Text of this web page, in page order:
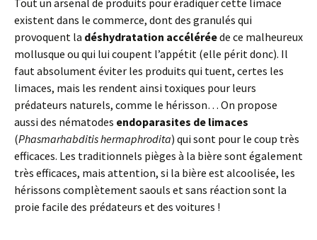
Tout un arsenal de produits pour éradiquer cette limace
existent dans le commerce, dont des granulés qui
provoquent la déshydratation accéléréede ce malheureux
mollusque ou qui lui coupent l’appétit (elle périt donc). Il
faut absolument éviter les produits qui tuent, certes les
limaces, mais les rendent ainsi toxiques pour leurs
prédateurs naturels, comme le hérisson… On propose
aussi des nématodes endoparasites de limaces
(Phasmarhabditis hermaphrodita) qui sont pour le coup très
efficaces. Les traditionnels pièges à la bière sont également
très efficaces, mais attention, si la bière est alcoolisée, les
hérissons complètement saouls et sans réaction sont la
proie facile des prédateurs et des voitures !